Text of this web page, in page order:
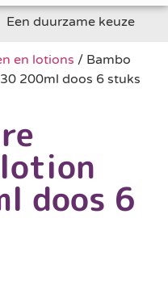
Een duurzame keuze
en lotions / Bambo
200ml doos 6 stuks
doos 6